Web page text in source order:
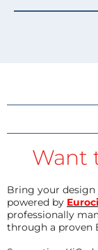
Want
Bring your
powered by
professionally
through a proven